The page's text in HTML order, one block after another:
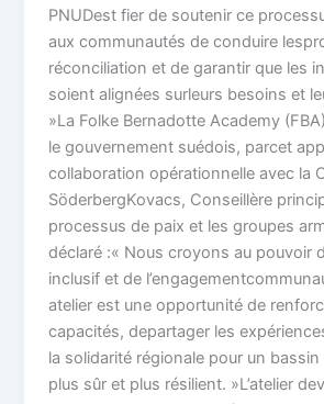
PNUDest fier de soutenir ce
aux communautés de conduire
réconciliation et de garantir que les
soient alignées surleurs besoins et
»La Folke Bernadotte Academy
le gouvernement suédois, parcet
collaboration opérationnelle avec la
SöderbergKovacs, Conseillère
processus de paix et les groupes
déclaré :« Nous croyons au pouvoir
inclusif et de
atelier est une opportunité de
capacités, departager les
la solidarité régionale pour un bassin
plus sûr et plus résilient. »L’atelier